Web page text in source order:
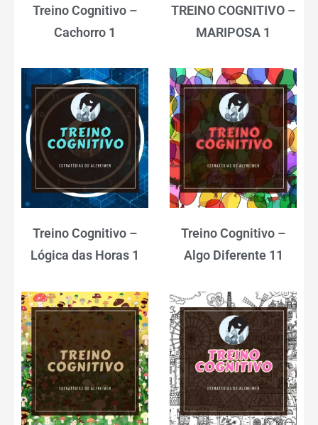
Treino Cognitivo –
Cachorro 1
TREINO COGNITIVO –
MARIPOSA 1
Treino Cognitivo –
Lógica das Horas 1
Treino Cognitivo –
Algo Diferente 11